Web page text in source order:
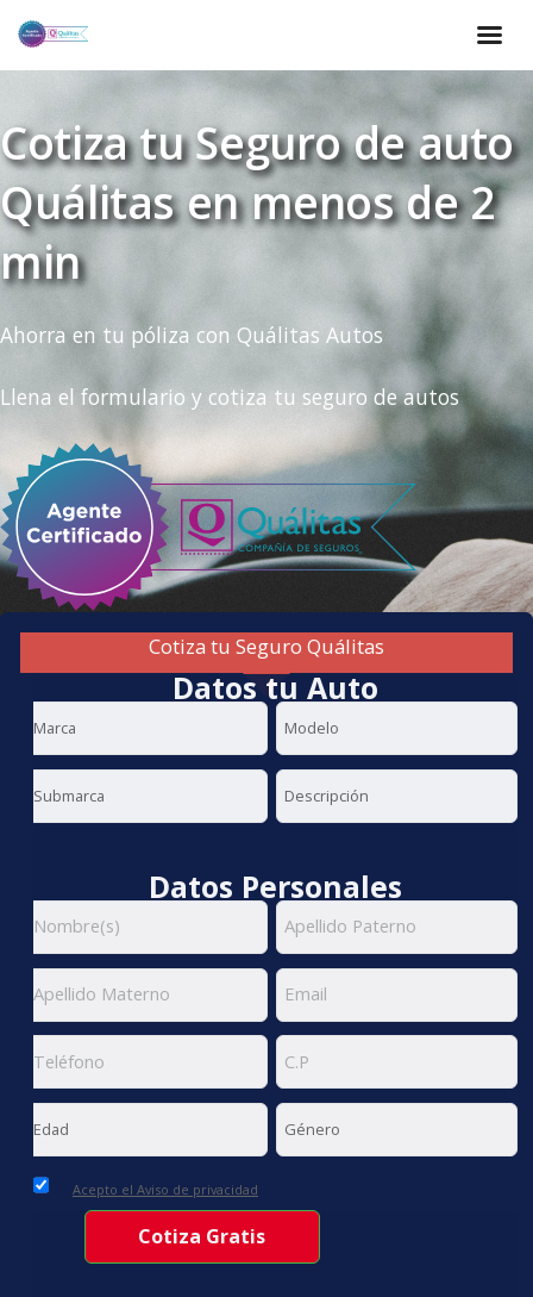
Cotiza tu Seguro de auto
Quálitas en menos de 2
min
Ahorra en tu póliza con Quálitas Autos
Llena el formulario y cotiza tu seguro de autos
Cotiza tu Seguro Quálitas
Datos tu Auto
Datos Personales
Acepto el Aviso de privacidad